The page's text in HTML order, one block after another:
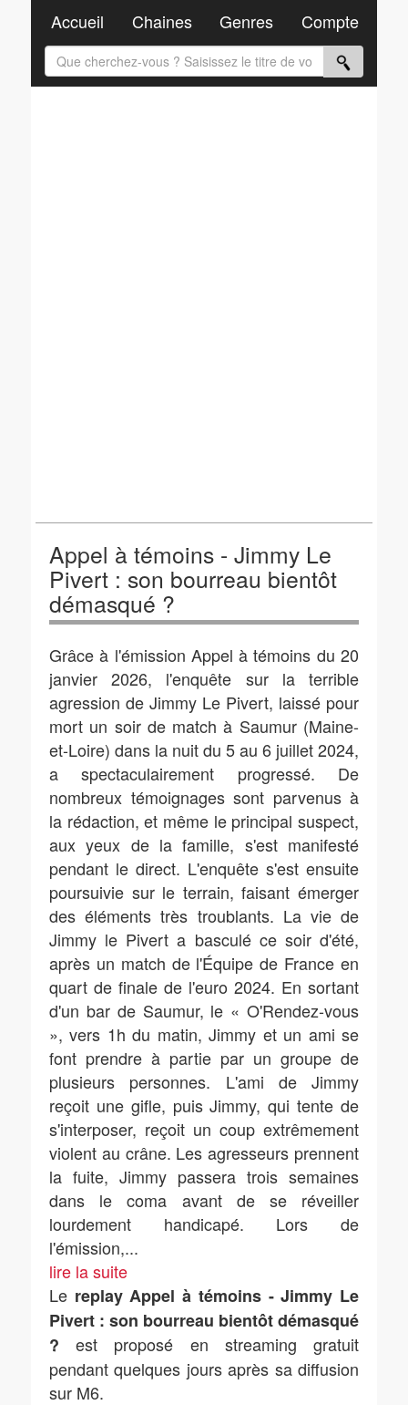
Appel à témoins - Jimmy Le
Pivert : son bourreau bientôt
démasqué ?
Grâce à l'émission Appel à témoins du 20
janvier 2026, l'enquête sur la terrible
agression de Jimmy Le Pivert, laissé pour
mort un soir de match à Saumur (Maine-
et-Loire) dans la nuit du 5 au 6 juillet 2024,
a spectaculairement progressé. De
nombreux témoignages sont parvenus à
la rédaction, et même le principal suspect,
aux yeux de la famille, s'est manifesté
pendant le direct. L'enquête s'est ensuite
poursuivie sur le terrain, faisant émerger
des éléments très troublants. La vie de
Jimmy le Pivert a basculé ce soir d'été,
après un match de l'Équipe de France en
quart de finale de l'euro 2024. En sortant
d'un bar de Saumur, le « O'Rendez-vous
», vers 1h du matin, Jimmy et un ami se
font prendre à partie par un groupe de
plusieurs personnes. L'ami de Jimmy
reçoit une gifle, puis Jimmy, qui tente de
s'interposer, reçoit un coup extrêmement
violent au crâne. Les agresseurs prennent
la fuite, Jimmy passera trois semaines
dans le coma avant de se réveiller
lourdement handicapé. Lors de
l'émission,...
lire la suite
Le replay Appel à témoins - Jimmy Le
Pivert : son bourreau bientôt démasqué
? est proposé en streaming gratuit
pendant quelques jours après sa diffusion
sur M6.
Accueil Chaines Genres Compte